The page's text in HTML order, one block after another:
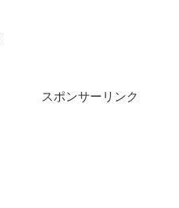
スポンサーリンク